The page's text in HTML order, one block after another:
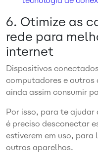
6. Otimize as
rede para
internet
Dispositivos
computadores e outros
ainda assim consumir
Por isso, para te
é preciso desconectar
estiverem em uso,
outros aparelhos.